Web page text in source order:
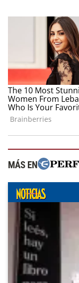
MÁS EN